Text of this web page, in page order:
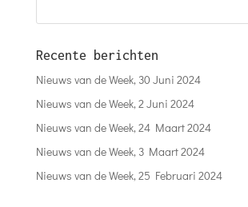
Recente berichten
Nieuws van de Week, 30 Juni 2024
Nieuws van de Week, 2 Juni 2024
Nieuws van de Week, 24 Maart 2024
Nieuws van de Week, 3 Maart 2024
Nieuws van de Week, 25 Februari 2024